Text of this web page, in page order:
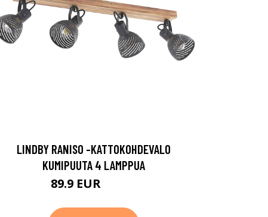
LINDBY RANISO -KATTOKOHDEVALO
KUMIPUUTA 4 LAMPPUA
89.9 EUR